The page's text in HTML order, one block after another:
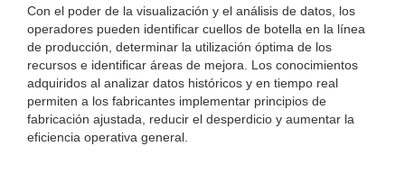
Con el poder de la visualización y el análisis de datos, los
operadores pueden identificar cuellos de botella en la línea
de producción, determinar la utilización óptima de los
recursos e identificar áreas de mejora. Los conocimientos
adquiridos al analizar datos históricos y en tiempo real
permiten a los fabricantes implementar principios de
fabricación ajustada, reducir el desperdicio y aumentar la
eficiencia operativa general.